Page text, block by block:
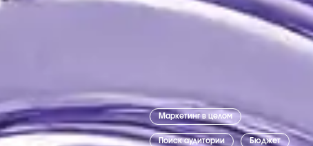
Маркетинг в целом
Поиск аудитории Бюджет